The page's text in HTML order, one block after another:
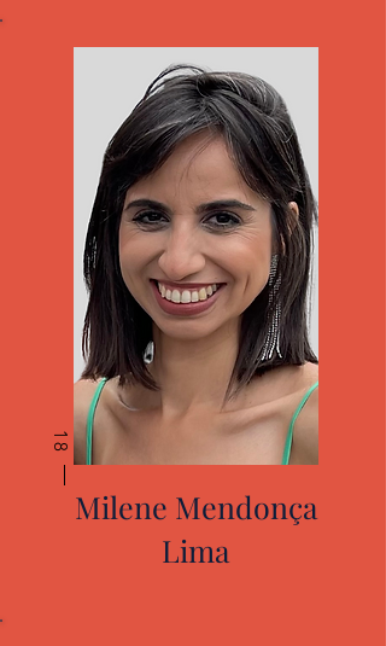
18
Milene Mendonça
Lima